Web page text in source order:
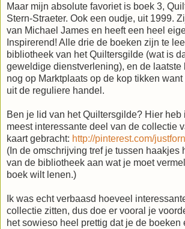
Maar mijn absolute favoriet is boek 3,
Stern-Straeter. Ook een oudje, uit 1999.
van Michael James en heeft een heel
Inspirerend! Alle drie de boeken zijn te
bibliotheek van het Quiltersgilde (wat is
geweldige dienstverlening), en de laatste
nog op Marktplaats op de kop tikken
uit de reguliere handel.
Ben je lid van het Quiltersgilde? Hier heb
meest interessante deel van de collectie
kaart gebracht: http://pinterest.com/
(In de omschrijving tref je tussen haakjes
van de bibliotheek aan wat je moet
boek wilt lenen.)
Ik was echt verbaasd hoeveel
collectie zitten, dus doe er vooral je
het sowieso heel prettig dat je de boeken